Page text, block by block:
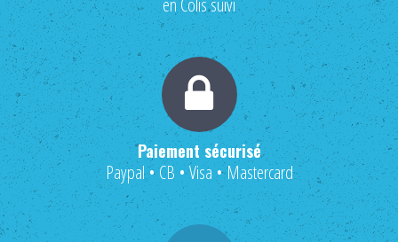
Paiement sécurisé
Paypal • CB • Visa • Mastercard